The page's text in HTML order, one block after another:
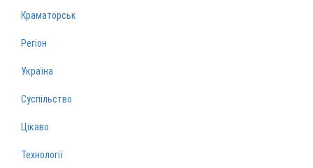
Краматорськ
Регіон
Україна
Суспільство
Цікаво
Технології